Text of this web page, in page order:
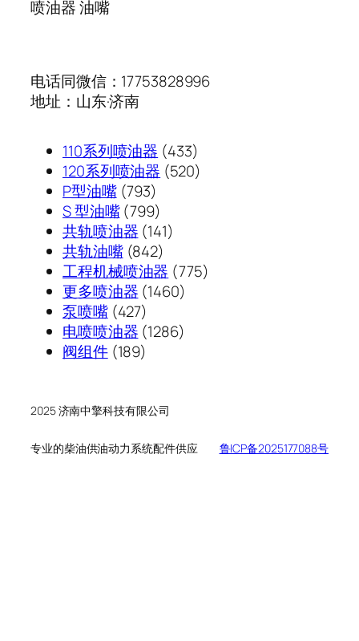
喷油器 油嘴
电话同微信：17753828996
地址：山东·济南
110系列喷油器 433433
个
120系列喷油器 520520
P型油嘴 793793
个
产
品
S 型油嘴 799799
个
产
品
共轨喷油器 141141
产
品
共轨油嘴 842842
个
产
工程机械喷油器 775775
更多喷油器 14601460
产
泵喷嘴 427427
个
产
电喷喷油器 12861286
阀组件 189189
品
2025 济南中擎科技有限公司
专业的柴油供油动力系统配件供应 鲁ICP备2025177088号